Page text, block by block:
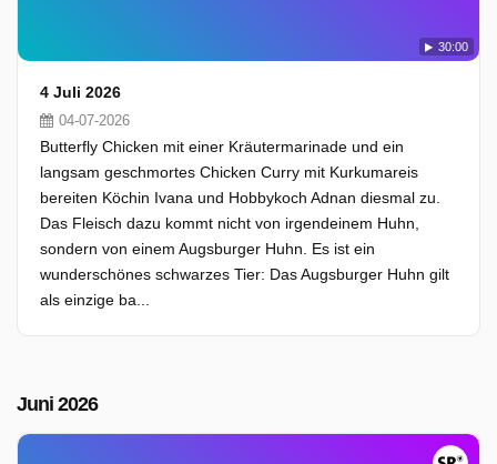
30:00
4 Juli 2026
04-07-2026
Butterfly Chicken mit einer Kräutermarinade und ein
langsam geschmortes Chicken Curry mit Kurkumareis
bereiten Köchin Ivana und Hobbykoch Adnan diesmal zu.
Das Fleisch dazu kommt nicht von irgendeinem Huhn,
sondern von einem Augsburger Huhn. Es ist ein
wunderschönes schwarzes Tier: Das Augsburger Huhn gilt
als einzige ba...
Juni 2026